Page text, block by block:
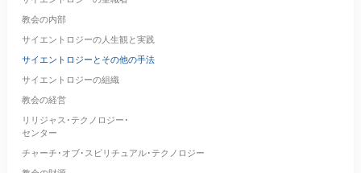
教会の内部
サイエントロジーの人生観と実践
サイエントロジーとその他の手法
サイエントロジーの組織
教会の経営
リリジャス･テクノロジー･
センター
チャーチ･オブ･スピリチュアル･テクノロジー